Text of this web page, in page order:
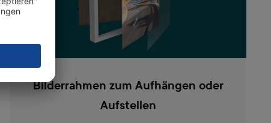
Bilderrahmen zum Aufhängen oder
Aufstellen